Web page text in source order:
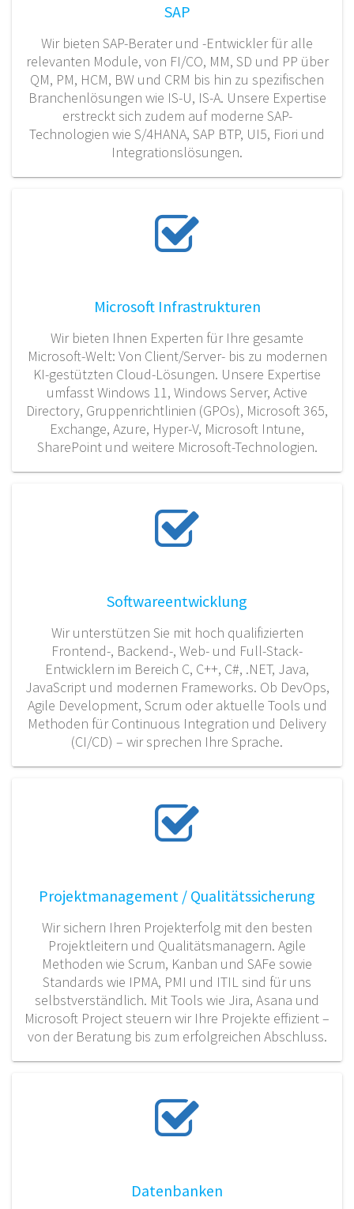
SAP
Wir bieten SAP-Berater und -Entwickler für alle
relevanten Module, von FI/CO, MM, SD und PP über
QM, PM, HCM, BW und CRM bis hin zu spezifischen
Branchenlösungen wie IS-U, IS-A. Unsere Expertise
erstreckt sich zudem auf moderne SAP-
Technologien wie S/4HANA, SAP BTP, UI5, Fiori und
Integrationslösungen.
Microsoft Infrastrukturen
Wir bieten Ihnen Experten für Ihre gesamte
Microsoft-Welt: Von Client/Server- bis zu modernen
KI-gestützten Cloud-Lösungen. Unsere Expertise
umfasst Windows 11, Windows Server, Active
Directory, Gruppenrichtlinien (GPOs), Microsoft 365,
Exchange, Azure, Hyper-V, Microsoft Intune,
SharePoint und weitere Microsoft-Technologien.
Softwareentwicklung
Wir unterstützen Sie mit hoch qualifizierten
Frontend-, Backend-, Web- und Full-Stack-
Entwicklern im Bereich C, C++, C#, .NET, Java,
JavaScript und modernen Frameworks. Ob DevOps,
Agile Development, Scrum oder aktuelle Tools und
Methoden für Continuous Integration und Delivery
(CI/CD) – wir sprechen Ihre Sprache.
Projektmanagement / Qualitätssicherung
Wir sichern Ihren Projekterfolg mit den besten
Projektleitern und Qualitätsmanagern. Agile
Methoden wie Scrum, Kanban und SAFe sowie
Standards wie IPMA, PMI und ITIL sind für uns
selbstverständlich. Mit Tools wie Jira, Asana und
Microsoft Project steuern wir Ihre Projekte effizient –
von der Beratung bis zum erfolgreichen Abschluss.
Datenbanken